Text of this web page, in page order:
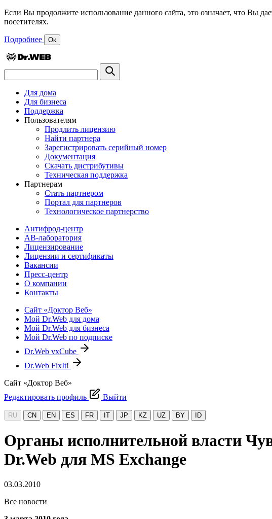
Если Вы продолжите использование данного сайта, это означает, что Вы
посетителях.
Подробнее Ок
Для дома
Для бизнеса
Поддержка
Пользователям
Продлить лицензию
Найти партнера
Зарегистрировать серийный номер
Документация
Скачать дистрибутивы
Техническая поддержка
Партнерам
Стать партнером
Портал для партнеров
Технологическое партнерство
Антифрод-центр
АВ-лаборатория
Лицензирование
Лицензии и сертификаты
Вакансии
Пресс-центр
О компании
Контакты
Сайт «Доктор Веб»
Мой Dr.Web для дома
Мой Dr.Web для бизнеса
Мой Dr.Web по подписке
Dr.Web vxCube
Dr.Web FixIt!
Сайт «Доктор Веб»
Редактировать профиль
Выйти
RU CN EN ES FR IT JP KZ UZ BY ID
Органы исполнительной власти
Dr.Web для MS Exchange
03.03.2010
Все новости